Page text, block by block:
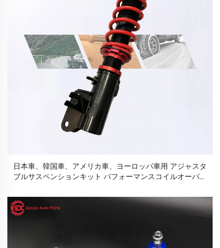
日本車、韓国車、アメリカ車、ヨーロッパ車用 アジャスタ
ブルサスペンションキット パフォーマンスコイルオーバー